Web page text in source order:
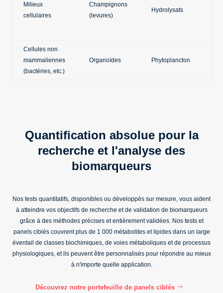
Milieux
cellulaires
Champignons
(levures)
Hydrolysats
Cellules non
mammaliennes
(bactéries, etc.)
Organoïdes Phytoplancton
Quantification absolue pour la
recherche et l'analyse des
biomarqueurs
Nos tests quantitatifs, disponibles ou développés sur mesure, vous aident
à atteindre vos objectifs de recherche et de validation de biomarqueurs
grâce à des méthodes précises et entièrement validées. Nos tests et
panels ciblés couvrentplus de 1 000 métabolites et lipidesdans un large
éventail de classes biochimiques, de voies métaboliques et de processus
physiologiques, et ils peuvent être personnalisés pour répondre au mieux
à n'importe quelle application.
Découvrez notre portefeuille de panels ciblés